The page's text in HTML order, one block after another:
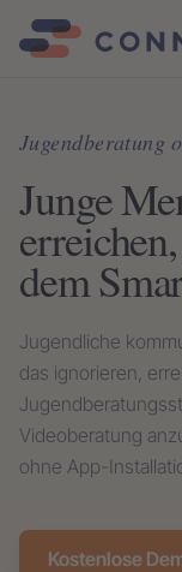
Jugendberatung
Junge
dem
Jugendliche
das ignorieren,
Videoberatung
ohne App-
Kostenlose